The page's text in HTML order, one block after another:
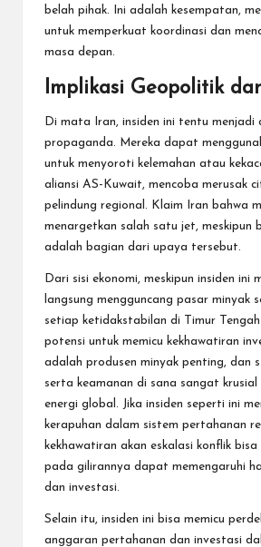
belah pihak. Ini adalah kesempatan,
untuk memperkuat koordinasi dan
masa depan.
Implikasi Geopolitik
Di mata Iran, insiden ini tentu menjadi
propaganda. Mereka dapat
untuk menyoroti kelemahan atau
aliansi AS-Kuwait, mencoba merusak
pelindung regional. Klaim Iran bahwa
menargetkan salah satu jet, meskipun
adalah bagian dari upaya tersebut.
Dari sisi ekonomi, meskipun insiden ini
langsung mengguncang pasar minyak
setiap ketidakstabilan di Timur Tengah
potensi untuk memicu kekhawatiran
adalah produsen minyak penting, dan
serta keamanan di sana sangat krusial
energi global. Jika insiden seperti ini
kerapuhan dalam sistem pertahanan
kekhawatiran akan eskalasi konflik
pada gilirannya dapat memengaruhi
dan investasi.
Selain itu, insiden ini bisa memicu
anggaran pertahanan dan investasi